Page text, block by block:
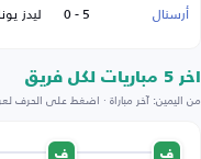
أرسنال
5 - 0 ليدز
اخر 5 مباريات لكل فريق
من اليمين: آخر مباراة · اضغط على الحرف
ف ف